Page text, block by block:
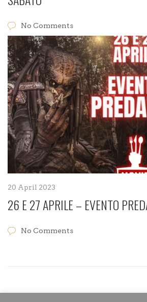
No Comments
20 April 2023
26 E 27 APRILE – EVENTO
No Comments